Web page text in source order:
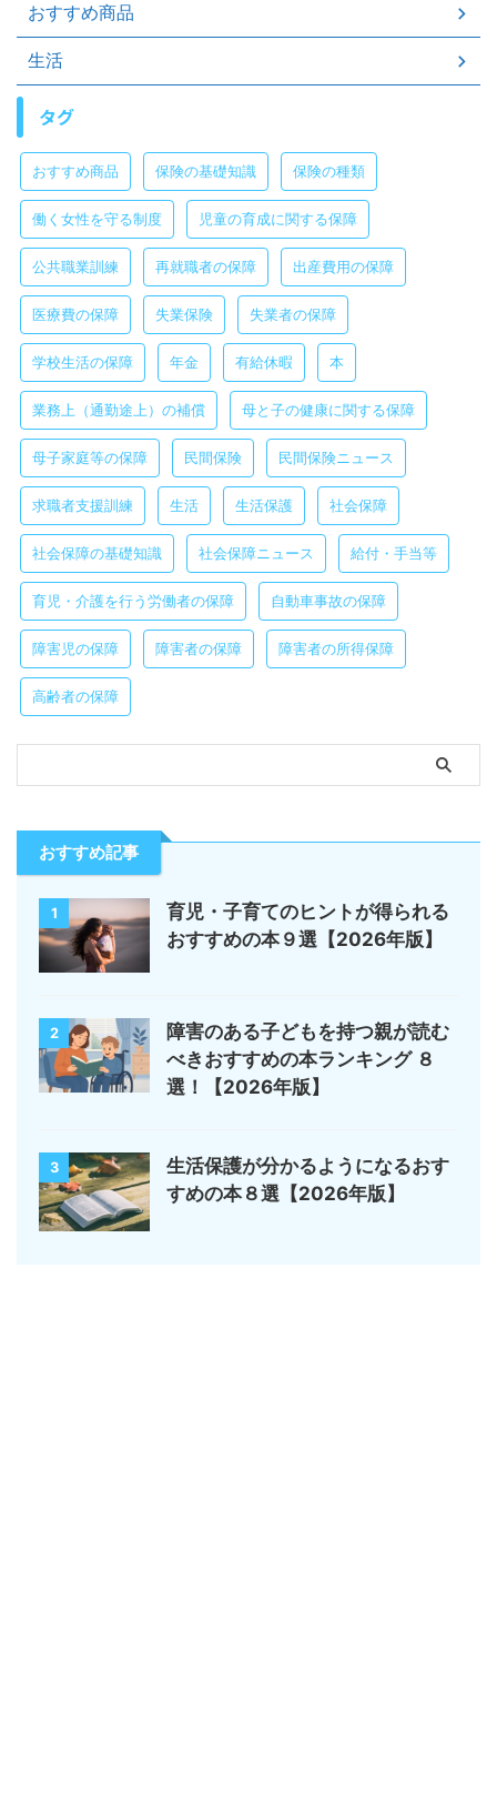
おすすめ商品
生活
タグ
おすすめ商品 保険の基礎知識 保険の種類
働く女性を守る制度 児童の育成に関する保障
公共職業訓練 再就職者の保障 出産費用の保障
医療費の保障 失業保険 失業者の保障
学校生活の保障 年金 有給休暇 本
業務上（通勤途上）の補償 母と子の健康に関する保障
母子家庭等の保障 民間保険 民間保険ニュース
求職者支援訓練 生活 生活保護 社会保障
社会保障の基礎知識 社会保障ニュース 給付・手当等
育児・介護を行う労働者の保障 自動車事故の保障
障害児の保障 障害者の保障 障害者の所得保障
高齢者の保障
おすすめ記事
1
育児・子育てのヒントが得られる
おすすめの本９選【2026年版】
2
障害のある子どもを持つ親が読む
べきおすすめの本ランキング ８
選！【2026年版】
3
生活保護が分かるようになるおす
すめの本８選【2026年版】